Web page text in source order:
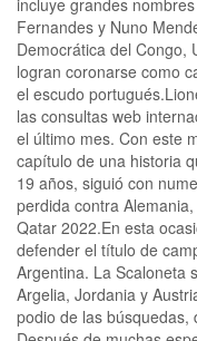
Fernandes y Nuno
Democrática del Congo,
logran coronarse como
el escudo
las consultas web
el último mes. Con este
capítulo de una historia
19 años, siguió con
perdida contra
Qatar 2022.En esta
defender el título de
Argentina. La Scaloneta
Argelia, Jordania y
podio de las búsquedas,